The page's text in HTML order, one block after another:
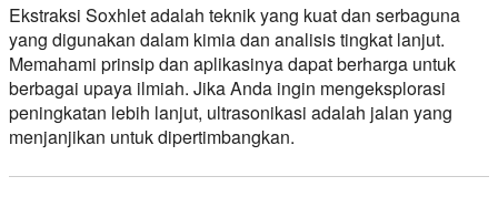
Ekstraksi Soxhlet adalah teknik yang kuat dan serbaguna
yang digunakan dalam kimia dan analisis tingkat lanjut.
Memahami prinsip dan aplikasinya dapat berharga untuk
berbagai upaya ilmiah. Jika Anda ingin mengeksplorasi
peningkatan lebih lanjut, ultrasonikasi adalah jalan yang
menjanjikan untuk dipertimbangkan.